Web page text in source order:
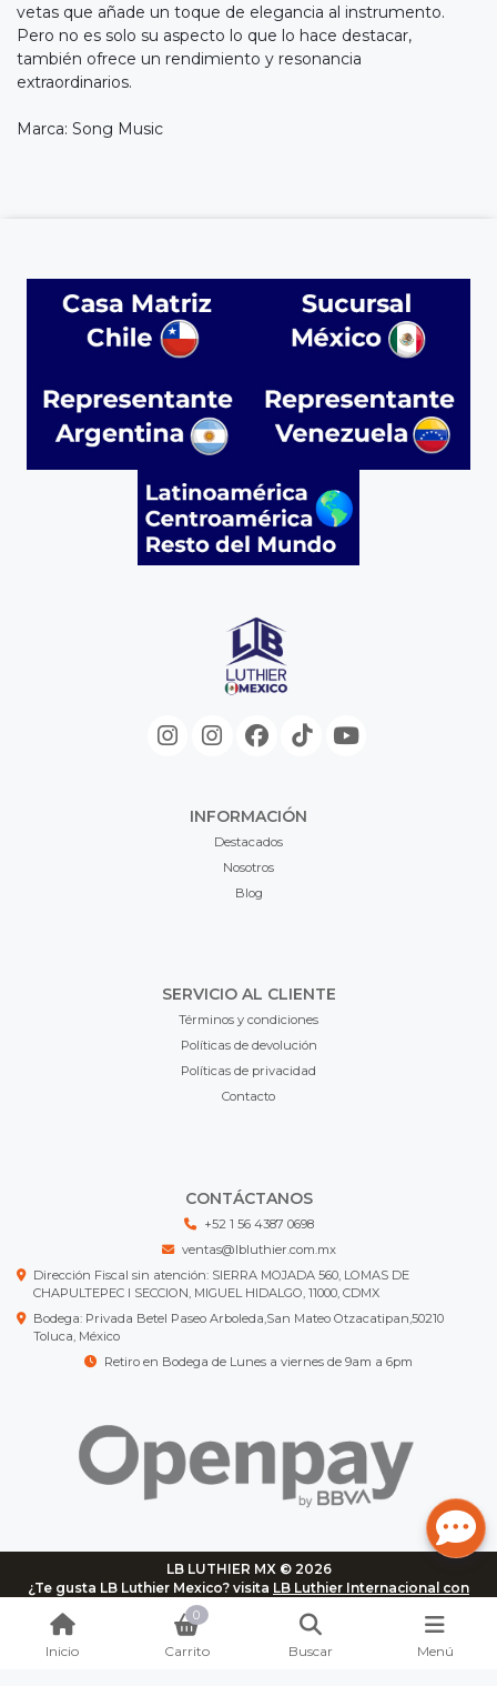
vetas que añade un toque de elegancia al instrumento.
Pero no es solo su aspecto lo que lo hace destacar,
también ofrece un rendimiento y resonancia
extraordinarios.
Marca: Song Music
INFORMACIÓN
Destacados
Nosotros
Blog
SERVICIO AL CLIENTE
Términos y condiciones
Políticas de devolución
Políticas de privacidad
Contacto
CONTÁCTANOS
+52 1 56 4387 0698
ventas@lbluthier.com.mx
Dirección Fiscal sin atención: SIERRA MOJADA 560, LOMAS DE
CHAPULTEPEC I SECCION, MIGUEL HIDALGO, 11000, CDMX
Bodega: Privada Betel Paseo Arboleda,San Mateo Otzacatipan,50210
Toluca, México
Retiro en Bodega de Lunes a viernes de 9am a 6pm
LB LUTHIER MX © 2026
¿Te gusta LB Luthier Mexico? visita LB Luthier Internacional con
más de 3.000 productos disponibles
Inicio
0
Carrito Buscar Menú